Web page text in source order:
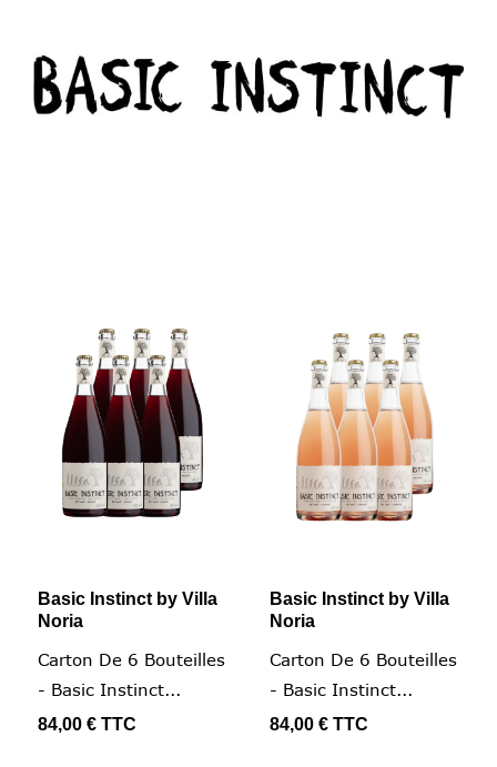
Basic Instinct by Villa
Noria
Carton De 6 Bouteilles
- Basic Instinct...
84,00 € TTC
Basic Instinct by Villa
Noria
Carton De 6 Bouteilles
- Basic Instinct...
84,00 € TTC